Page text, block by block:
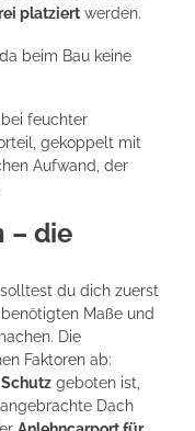
platziert werden.
, da beim Bau keine
bei feuchter
gekoppelt mit
Aufwand, der
– die
du dich zuerst
Maße und
Die
Faktoren ab:
geboten ist,
Dach